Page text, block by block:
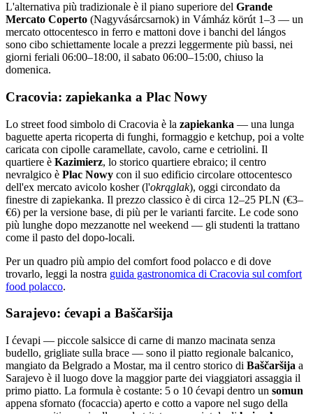
L'alternativa più tradizionale è il piano superiore del Grande
Mercato Coperto (Nagyvásárcsarnok) in Vámház körút 1–3 — un
mercato ottocentesco in ferro e mattoni dove i banchi del lángos
sono cibo schiettamente locale a prezzi leggermente più bassi, nei
giorni feriali 06:00–18:00, il sabato 06:00–15:00, chiuso la
domenica.
Cracovia: zapiekanka a Plac Nowy
Lo street food simbolo di Cracovia è la zapiekanka — una lunga
baguette aperta ricoperta di funghi, formaggio e ketchup, poi a volte
caricata con cipolle caramellate, cavolo, carne e cetriolini. Il
quartiere è Kazimierz, lo storico quartiere ebraico; il centro
nevralgico è Plac Nowy con il suo edificio circolare ottocentesco
dell'ex mercato avicolo kosher (l'okrąglak), oggi circondato da
finestre di zapiekanka. Il prezzo classico è di circa 12–25 PLN (€3–
€6) per la versione base, di più per le varianti farcite. Le code sono
più lunghe dopo mezzanotte nel weekend — gli studenti la trattano
come il pasto del dopo-locali.
Per un quadro più ampio del comfort food polacco e di dove
trovarlo, leggi la nostra guida gastronomica di Cracovia sul comfort
food polacco.
Sarajevo: ćevapi a Baščaršija
I ćevapi — piccole salsicce di carne di manzo macinata senza
budello, grigliate sulla brace — sono il piatto regionale balcanico,
mangiato da Belgrado a Mostar, ma il centro storico di Baščaršija a
Sarajevo è il luogo dove la maggior parte dei viaggiatori assaggia il
primo piatto. La formula è costante: 5 o 10 ćevapi dentro un somun
appena sfornato (focaccia) aperto e cotto a vapore nel sugo della